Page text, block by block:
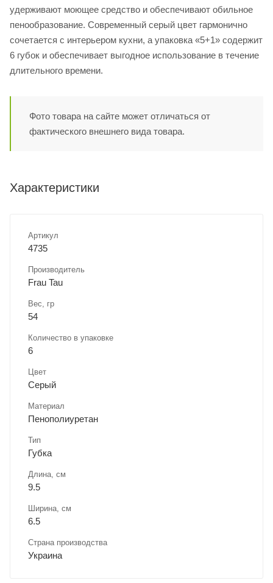
удерживают моющее средство и обеспечивают обильное
пенообразование. Современный серый цвет гармонично
сочетается с интерьером кухни, а упаковка «5+1» содержит
6 губок и обеспечивает выгодное использование в течение
длительного времени.
Фото товара на сайте может отличаться от
фактического внешнего вида товара.
Характеристики
Артикул
4735
Производитель
Frau Tau
Вес, гр
54
Количество в упаковке
6
Цвет
Серый
Материал
Пенополиуретан
Тип
Губка
Длина, cм
9.5
Ширина, cм
6.5
Страна производства
Украина